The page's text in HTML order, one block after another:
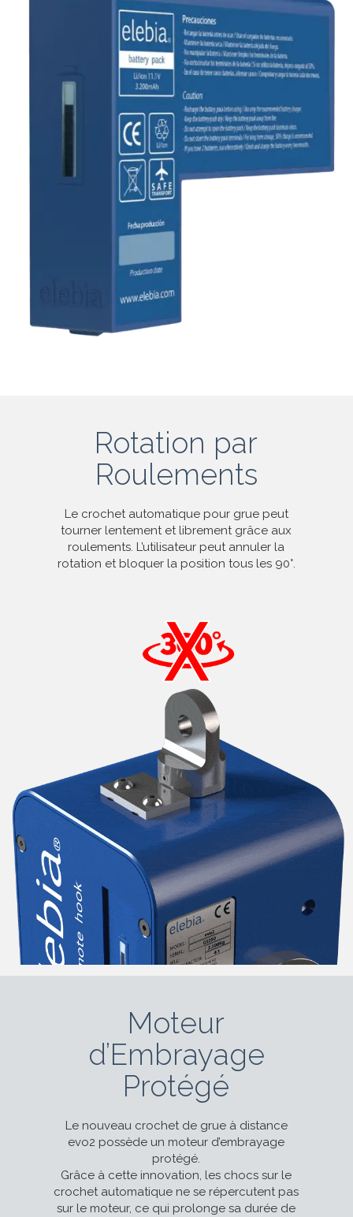
Rotation par
Roulements
Le crochet automatique pour grue peut
tourner lentement et librement grâce aux
roulements. L’utilisateur peut annuler la
rotation et bloquer la position tous les 90°.
Moteur
d’Embrayage
Protégé
Le nouveau crochet de grue à distance
evo2 possède un moteur d’embrayage
protégé.
Grâce à cette innovation, les chocs sur le
crochet automatique ne se répercutent pas
sur le moteur, ce qui prolonge sa durée de